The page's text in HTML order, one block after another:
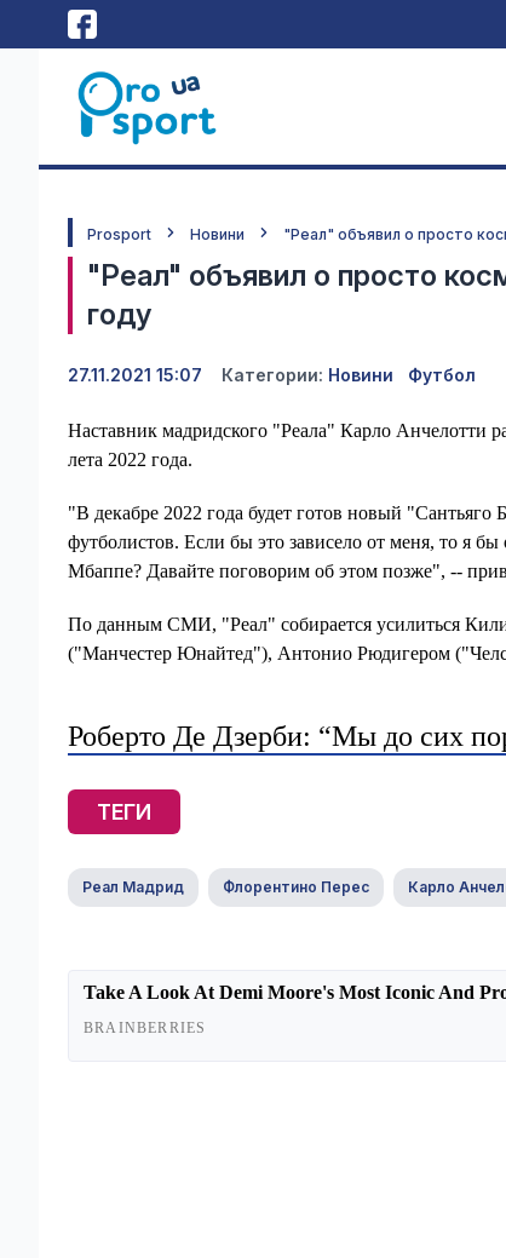
Prosport Новини "Реал" объявил о просто
"Реал" объявил о просто
году
27.11.2021 15:07 Категории: Новини Футбол
Наставник мадридского "Реала" Карло Анчелотти
лета 2022 года.
"В декабре 2022 года будет готов новый
футболистов. Если бы это зависело от меня, то я
Мбаппе? Давайте поговорим об этом позже", --
По данным СМИ, "Реал" собирается усилиться
("Манчестер Юнайтед"), Антонио Рюдигером
Роберто Де Дзерби: “Мы до сих
ТЕГИ
Реал Мадрид Флорентино Перес Карло